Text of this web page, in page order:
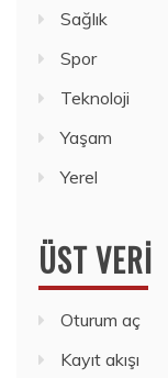
Sağlık
Spor
Teknoloji
Yaşam
Yerel
ÜST VERI
Oturum aç
Kayıt akışı